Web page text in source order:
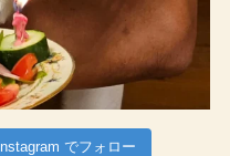
Instagram でフォロー